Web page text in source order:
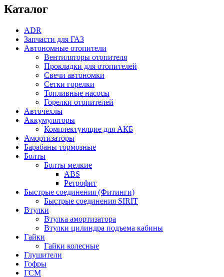
Каталог
ADR
Запчасти для ГАЗ
Автономные отопители
Вентиляторы отопителя
Прокладки для отопителей
Свечи автономки
Сетки горелки
Топливные насосы
Горелки отопителей
Авточехлы
Аккумуляторы
Комплектующие для АКБ
Амортизаторы
Барабаны тормозные
Болты
Болты мелкие
ABS
Ретрофит
Быстрые соединения (Фитинги)
Быстрые соединения SIRIT
Втулки
Втулка амортизатора
Втулки цилиндра подъема кабины
Гайки
Гайки колесные
Глушители
Гофры
ГСМ